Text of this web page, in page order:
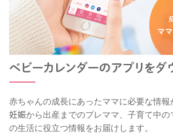
赤ちゃんの成長にあったママに必要な情報
妊娠から出産までのプレママ、子育て中の
の生活に役立つ情報をお届けします。